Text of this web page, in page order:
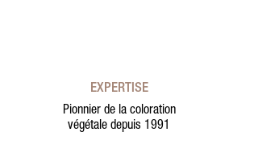
EXPERTISE
Pionnier de la coloration
végétale depuis 1991